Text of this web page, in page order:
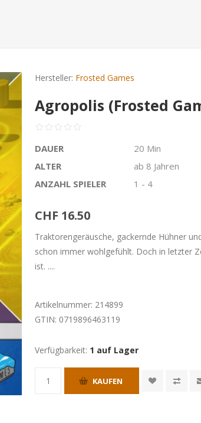
Hersteller: Frosted Games
Agropolis (Frosted
DAUER
20 Min
ALTER
ab 8 Jahren
ANZAHL SPIELER
1 - 4
CHF 16.50
Traktorengeräusche, gackernde Hühner
schon immer wohlgefühlt. Doch in letzter
ist. ....
Artikelnummer: 214899
GTIN: 0719896463119
Verfügbarkeit: 1 auf Lager
KAUFEN